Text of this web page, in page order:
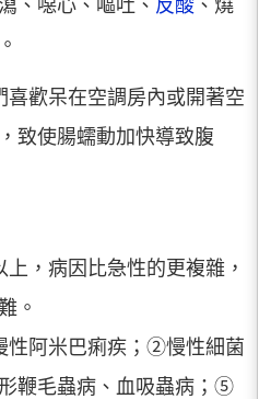
、噁心、嘔吐、 反酸 、燒
喜歡呆在空調房內或開著空
致使腸蠕動加快導致腹
，病因比急性的更複雜，
。
阿米巴痢疾；②慢性細菌
鞭毛蟲病、血吸蟲病；⑤